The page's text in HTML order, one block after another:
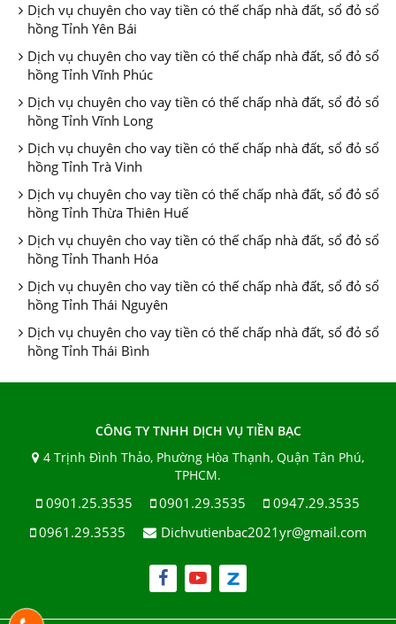
Dịch vụ chuyên cho vay tiền có thế chấp nhà đất, sổ đỏ sổ
hồng Tỉnh Yên Bái
Dịch vụ chuyên cho vay tiền có thế chấp nhà đất, sổ đỏ sổ
hồng Tỉnh Vĩnh Phúc
Dịch vụ chuyên cho vay tiền có thế chấp nhà đất, sổ đỏ sổ
hồng Tỉnh Vĩnh Long
Dịch vụ chuyên cho vay tiền có thế chấp nhà đất, sổ đỏ sổ
hồng Tỉnh Trà Vinh
Dịch vụ chuyên cho vay tiền có thế chấp nhà đất, sổ đỏ sổ
hồng Tỉnh Thừa Thiên Huế
Dịch vụ chuyên cho vay tiền có thế chấp nhà đất, sổ đỏ sổ
hồng Tỉnh Thanh Hóa
Dịch vụ chuyên cho vay tiền có thế chấp nhà đất, sổ đỏ sổ
hồng Tỉnh Thái Nguyên
Dịch vụ chuyên cho vay tiền có thế chấp nhà đất, sổ đỏ sổ
hồng Tỉnh Thái Bình
CÔNG TY TNHH DỊCH VỤ TIỀN BẠC
4 Trịnh Đình Thảo, Phường Hòa Thạnh, Quận Tân Phú,
TPHCM.
0901.25.3535 0901.29.3535
0947.29.3535
0961.29.3535
Dichvutienbac2021yr@gmail.com